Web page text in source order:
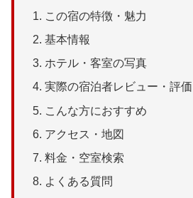
この宿の特徴・魅力
基本情報
ホテル・客室の写真
実際の宿泊者レビュー・評価
こんな方におすすめ
アクセス・地図
料金・空室検索
よくある質問